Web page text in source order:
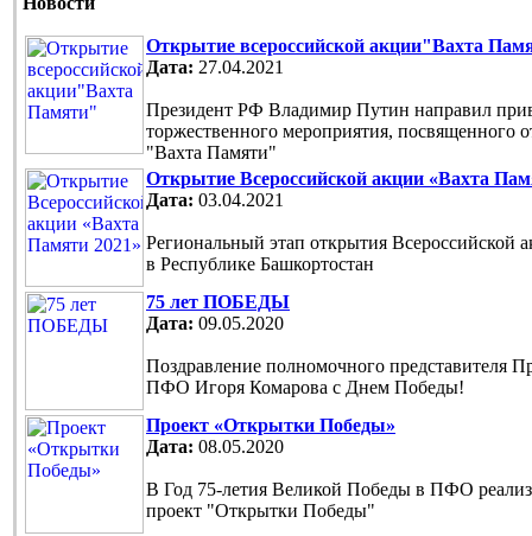
Открытие всероссийской акции"Вахта
Дата: 27.04.2021
Президент РФ Владимир Путин направил
торжественного мероприятия, посвященного
"Вахта Памяти"
Открытие Всероссийской акции «Вахта
Дата: 03.04.2021
Региональный этап открытия Всероссийской
в Республике Башкортостан
75 лет ПОБЕДЫ
Дата: 09.05.2020
Поздравление полномочного представителя
ПФО Игоря Комарова с Днем Победы!
Проект «Открытки Победы»
Дата: 08.05.2020
В Год 75-летия Великой Победы в ПФО
проект "Открытки Победы"